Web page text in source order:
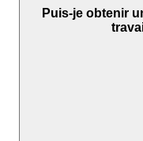
Puis-je obtenir